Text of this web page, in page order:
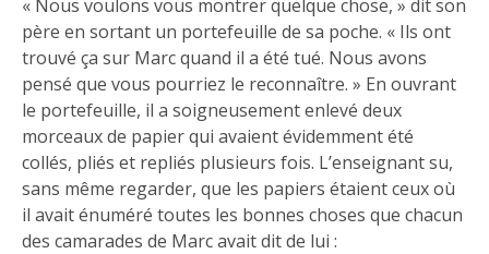
« Nous voulons vous montrer quelque chose, » dit son
père en sortant un portefeuille de sa poche. « Ils ont
trouvé ça sur Marc quand il a été tué. Nous avons
pensé que vous pourriez le reconnaître. » En ouvrant
le portefeuille, il a soigneusement enlevé deux
morceaux de papier qui avaient évidemment été
collés, pliés et repliés plusieurs fois. L’enseignant su,
sans même regarder, que les papiers étaient ceux où
il avait énuméré toutes les bonnes choses que chacun
des camarades de Marc avait dit de lui :